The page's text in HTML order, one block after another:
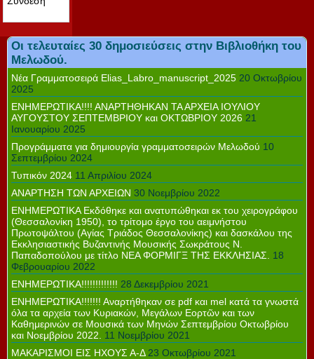
Οι τελευταίες 30 δημοσιεύσεις στην Βιβλιοθήκη του
Μελωδού.
Νέα Γραμματοσειρά Elias_Labro_manuscript_2025 20 Οκτωβρίου
2025
ΕΝΗΜΕΡΩΤΙΚΑ!!!! ΑΝΑΡΤΗΘΗΚΑΝ ΤΑ ΑΡΧΕΙΑ ΙΟΥΛΙΟΥ
ΑΥΓΟΥΣΤΟΥ ΣΕΠΤΕΜΒΡΙΟΥ και ΟΚΤΩΒΡΙΟΥ 2026 21
Ιανουαρίου 2025
Προγράμματα για δημιουργία γραμματοσειρών Μελωδού 10
Σεπτεμβρίου 2024
Τυπικόν 2024 11 Απριλίου 2024
ΑΝΑΡΤΗΣΗ ΤΩΝ ΑΡΧΕΙΩΝ 30 Νοεμβρίου 2022
ΕΝΗΜΕΡΩΤΙΚΑ Εκδόθηκε και ανατυπώθηκαι εκ του χειρογράφου
(Θεσσαλονίκη 1950), το τρίτομο έργο του αειμνήστου
Πρωτοψάλτου (Αγίας Τριάδος Θεσσαλονίκης) και δασκάλου της
Εκκλησιαστικής Βυζαντινής Μουσικής Σωκράτους Ν.
Παπαδοπούλου με τίτλο ΝΕΑ ΦΟΡΜΙΓΞ ΤΗΣ ΕΚΚΛΗΣΙΑΣ.
18
Φεβρουαρίου 2022
ΕΝΗΜΕΡΩΤΙΚΑ!!!!!!!!!!!!! 28 Δεκεμβρίου 2021
ΕΝΗΜΕΡΩΤΙΚΑ!!!!!!! Αναρτήθηκαν σε pdf και mel κατά τα γνωστά
όλα τα αρχεία των Κυριακών, Μεγάλων Εορτῶν και των
Καθημερινών σε Μουσικά των Μηνών Σεπτεμβρίου Οκτωβρίου
και Νοεμβρίου 2022.
11 Νοεμβρίου 2021
ΜΑΚΑΡΙΣΜΟΙ ΕΙΣ ΗΧΟΥΣ Α-Δ 23 Οκτωβρίου 2021